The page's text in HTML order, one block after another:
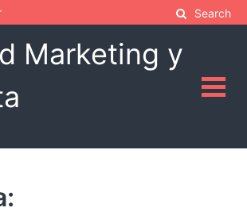
Search
Marketing y